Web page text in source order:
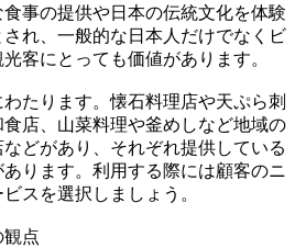
事の提供や日本の伝統文化を体験
れ、一般的な日本人だけでなくビ
客にとっても価値があります。
たります。懐石料理店や天ぷら刺
店、山菜料理や釜めしなど地域の
どがあり、それぞれ提供している
ります。利用する際には顧客のニ
スを選択しましょう。
点